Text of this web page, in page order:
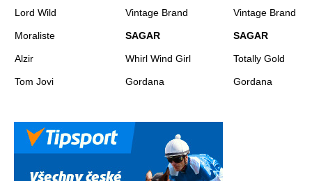
Lord Wild
Moraliste
Alzir
Tom Jovi
Vintage Brand
SAGAR
Whirl Wind Girl
Gordana
Vintage Brand
SAGAR
Totally Gold
Gordana